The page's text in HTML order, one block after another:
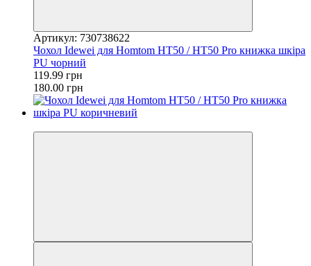
Артикул: 730738622
Чохол Idewei для Homtom HT50 / HT50 Pro книжка шкіра
PU чорний
119.99 грн
180.00 грн